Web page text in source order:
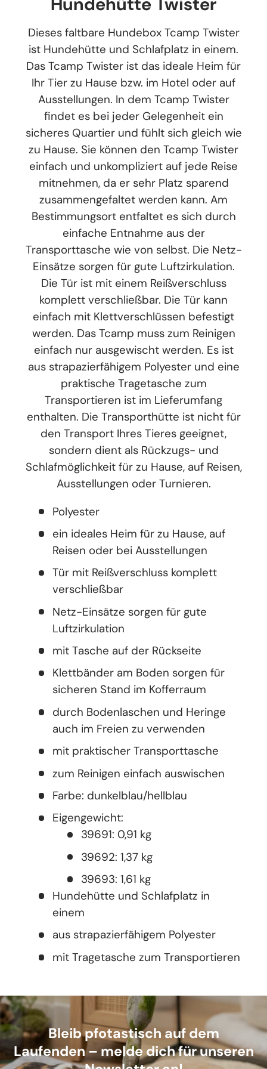
Dieses faltbare Hundebox Tcamp Twister
ist Hundehütte und Schlafplatz in einem.
Das Tcamp Twister ist das ideale Heim für
Ihr Tier zu Hause bzw. im Hotel oder auf
Ausstellungen. In dem Tcamp Twister
findet es bei jeder Gelegenheit ein
sicheres Quartier und fühlt sich gleich wie
zu Hause. Sie können den Tcamp Twister
einfach und unkompliziert auf jede Reise
mitnehmen, da er sehr Platz sparend
zusammengefaltet werden kann. Am
Bestimmungsort entfaltet es sich durch
einfache Entnahme aus der
Transporttasche wie von selbst. Die Netz-
Einsätze sorgen für gute Luftzirkulation.
Die Tür ist mit einem Reißverschluss
komplett verschließbar. Die Tür kann
einfach mit Klettverschlüssen befestigt
werden. Das Tcamp muss zum Reinigen
einfach nur ausgewischt werden. Es ist
aus strapazierfähigem Polyester und eine
praktische Tragetasche zum
Transportieren ist im Lieferumfang
enthalten. Die Transporthütte ist nicht für
den Transport Ihres Tieres geeignet,
sondern dient als Rückzugs- und
Schlafmöglichkeit für zu Hause, auf Reisen,
Ausstellungen oder Turnieren.
Polyester
ein ideales Heim für zu Hause, auf
Reisen oder bei Ausstellungen
Tür mit Reißverschluss komplett
verschließbar
Netz-Einsätze sorgen für gute
Luftzirkulation
mit Tasche auf der Rückseite
Klettbänder am Boden sorgen für
sicheren Stand im Kofferraum
durch Bodenlaschen und Heringe
auch im Freien zu verwenden
mit praktischer Transporttasche
zum Reinigen einfach auswischen
Farbe: dunkelblau/hellblau
Eigengewicht:
39691: 0,91 kg
39692: 1,37 kg
39693: 1,61 kg
Hundehütte und Schlafplatz in
einem
aus strapazierfähigem Polyester
mit Tragetasche zum Transportieren
Bleib pfotastisch auf dem
Laufenden – melde dich für unseren